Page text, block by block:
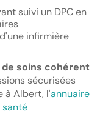
suivi un DPC en
infirmière
soins cohérent
sécurisées
à Albert, l'annuaire